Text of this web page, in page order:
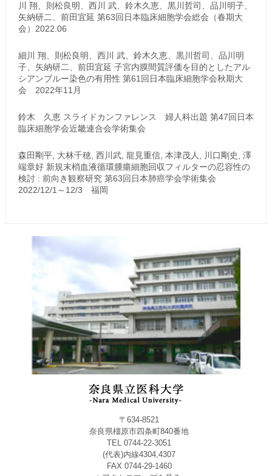
川 翔、則松良明、西川 武、鈴木久恵、黒川哲司、品川明子、
矢納研二、前田宜延 第63回日本臨床細胞学会総会（春期大
会）2022.06
細川 翔、則松良明、西川 武、鈴木久恵、黒川哲司、品川明
子、矢納研二、前田宜延 子宮内膜間質評価を目的としたアル
シアンブルー染色の有用性 第61回日本臨床細胞学会秋期大
会 2022年11月
鈴木 久恵 スライドカンファレンス 婦人科出題 第47回日本
臨床細胞学会近畿連合会学術集会
森田剛平, 大林千穂, 西川武, 龍見重信, 本津茂人, 川口剛史, 澤
端章好 新規末梢血液循環腫瘍細胞回収フィルターの忍容性の
検討 : 前向き観察研究 第63回日本肺癌学会学術集会
2022/12/1～12/3 福岡
〒634-8521
奈良県橿原市四条町840番地
TEL 0744-22-3051
(代表)内線4304,4307
FAX 0744-29-1460